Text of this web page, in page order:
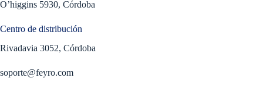
O’higgins 5930, Córdoba
Centro de distribución
Rivadavia 3052, Córdoba
soporte@feyro.com